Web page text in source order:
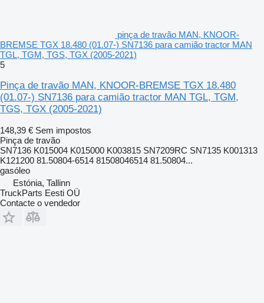
pinça de travão MAN, KNOOR-
BREMSE TGX 18.480 (01.07-) SN7136 para camião tractor MAN
TGL, TGM, TGS, TGX (2005-2021)
5
Pinça de travão MAN, KNOOR-BREMSE TGX 18.480
(01.07-) SN7136 para camião tractor MAN TGL, TGM,
TGS, TGX (2005-2021)
148,39 € Sem impostos
Pinça de travão
SN7136 K015004 K015000 K003815 SN7209RC SN7135 K001313
K121200 81.50804-6514 81508046514 81.50804...
gasóleo
Estónia, Tallinn
TruckParts Eesti OÜ
Contacte o vendedor